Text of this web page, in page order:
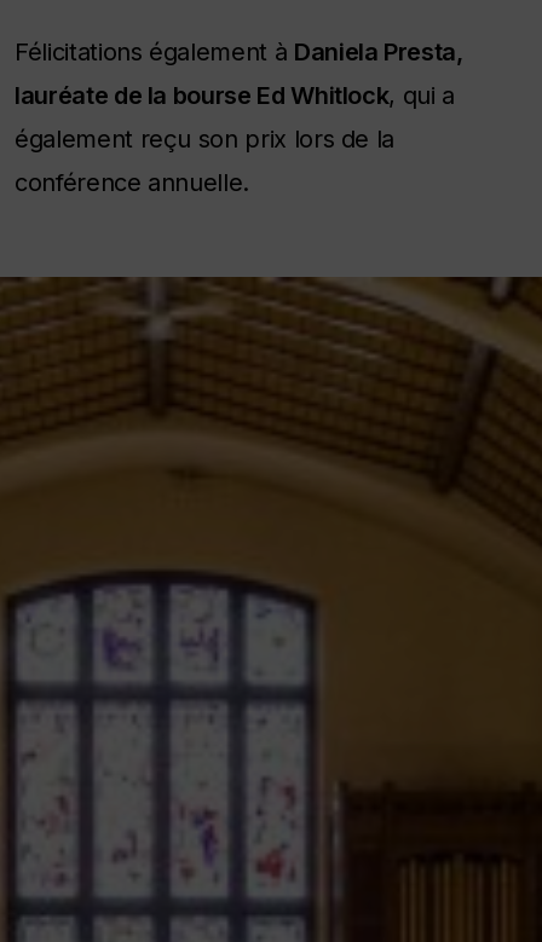
Félicitations également à Daniela Presta,
lauréate de la bourse Ed Whitlock, qui a
également reçu son prix lors de la
conférence annuelle.